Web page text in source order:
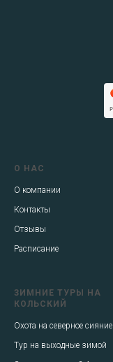
О НАС
О компании
Контакты
Отзывы
Расписание
ЗИМНИЕ ТУРЫ НА
КОЛЬСКИЙ
Охота на северное сияние
Тур на выходные зимой